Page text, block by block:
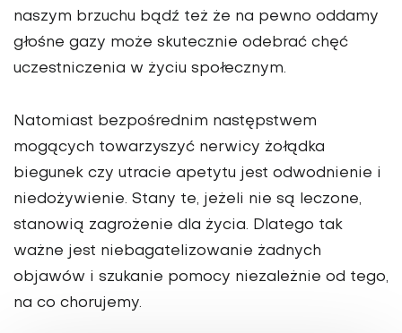
naszym brzuchu bądź też że na pewno oddamy
głośne gazy może skutecznie odebrać chęć
uczestniczenia w życiu społecznym.
Natomiast bezpośrednim następstwem
mogących towarzyszyć nerwicy żołądka
biegunek czy utracie apetytu jest odwodnienie i
niedożywienie. Stany te, jeżeli nie są leczone,
stanowią zagrożenie dla życia. Dlatego tak
ważne jest niebagatelizowanie żadnych
objawów i szukanie pomocy niezależnie od tego,
na co chorujemy.